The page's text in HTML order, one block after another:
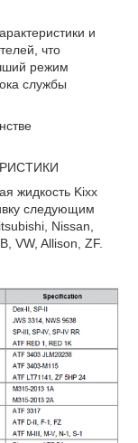
и
что
режим
службы
жидкость Kixx
следующим
Nissan,
VW, Allison, ZF.